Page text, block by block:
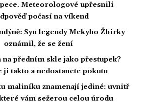
Meteorologové upřesnili
počasí na víkend
Syn legendy Mekyho Žbirky
oznámil, že se žení
předním skle jako přestupek?
ji takto a nedostanete pokutu
maliníku znamenají jediné: uvnitř
vám sežerou celou úrodu